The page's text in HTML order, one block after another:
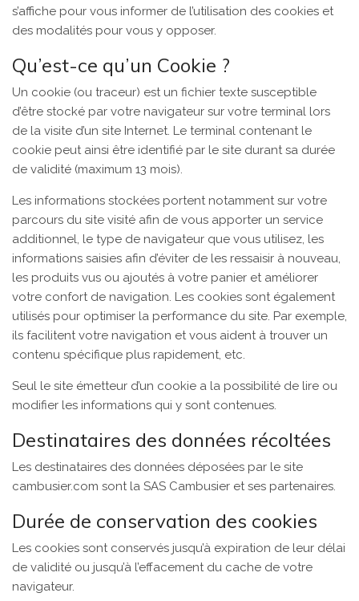
s’affiche pour vous informer de l’utilisation des cookies et
des modalités pour vous y opposer.
Qu’est-ce qu’un Cookie ?
Un cookie (ou traceur) est un fichier texte susceptible
d’être stocké par votre navigateur sur votre terminal lors
de la visite d’un site Internet. Le terminal contenant le
cookie peut ainsi être identifié par le site durant sa durée
de validité (maximum 13 mois).
Les informations stockées portent notamment sur votre
parcours du site visité afin de vous apporter un service
additionnel, le type de navigateur que vous utilisez, les
informations saisies afin d’éviter de les ressaisir à nouveau,
les produits vus ou ajoutés à votre panier et améliorer
votre confort de navigation. Les cookies sont également
utilisés pour optimiser la performance du site. Par exemple,
ils facilitent votre navigation et vous aident à trouver un
contenu spécifique plus rapidement, etc.
Seul le site émetteur d’un cookie a la possibilité de lire ou
modifier les informations qui y sont contenues.
Destinataires des données récoltées
Les destinataires des données déposées par le site
cambusier.com sont la SAS Cambusier et ses partenaires.
Durée de conservation des cookies
Les cookies sont conservés jusqu’à expiration de leur délai
de validité ou jusqu’à l’effacement du cache de votre
navigateur.